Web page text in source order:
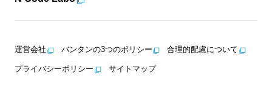
運営会社 バンタンの3つのポリシー 合理的配慮について
プライバシーポリシー サイトマップ